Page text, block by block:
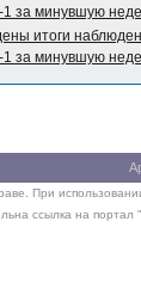
за минувшую
итоги
за минувшую
При
ссылка на